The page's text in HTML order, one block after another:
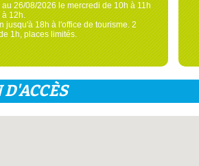
26/08/2026 le mercredi de 10h à 11h
à 12h.
jusqu'à 18h à l'office de tourisme. 2
1h, places limités.